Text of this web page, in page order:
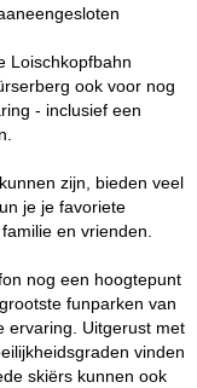
Loischkopfbahn
ook voor nog
- inclusief een
zijn, bieden veel
je je favoriete
en vrienden.
nog een hoogtepunt
funparken van
ervaring. Uitgerust met
vinden
skiërs kunnen ook